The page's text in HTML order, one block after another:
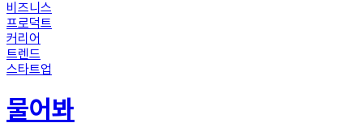
비즈니스
프로덕트
커리어
트렌드
스타트업
물어봐